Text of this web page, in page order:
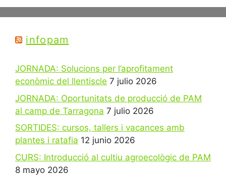
infopam
JORNADA: Solucions per l’aprofitament
econòmic del llentiscle 7 julio 2026
JORNADA: Oportunitats de producció de PAM
al camp de Tarragona 7 julio 2026
SORTIDES: cursos, tallers i vacances amb
plantes i ratafia 12 junio 2026
CURS: Introducció al cultiu agroecològic de PAM
8 mayo 2026